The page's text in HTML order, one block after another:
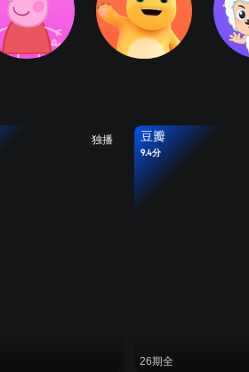
独播 豆瓣
9.4分
26期全